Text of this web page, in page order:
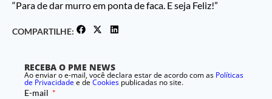
“Para de dar murro em ponta de faca. E seja Feliz!”
COMPARTILHE:
RECEBA O PME NEWS
Ao enviar o e-mail, você declara estar de acordo com as Políticas
de Privacidadee deCookies publicadas no site.
E-mail